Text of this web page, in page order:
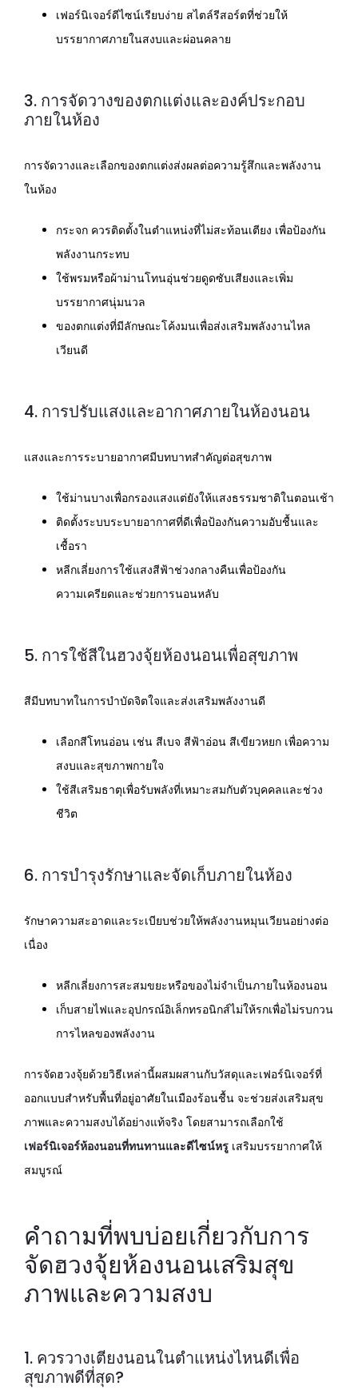
เฟอร์นิเจอร์ดีไซน์เรียบง่าย สไตล์รีสอร์ตที่ช่วยให้
บรรยากาศภายในสงบและผ่อนคลาย
3. การจัดวางของตกแต่งและองค์ประกอบ
ภายในห้อง
การจัดวางและเลือกของตกแต่งส่งผลต่อความรู้สึกและพลังงาน
ในห้อง
กระจก ควรติดตั้งในตำแหน่งที่ไม่สะท้อนเตียง เพื่อป้องกัน
พลังงานกระทบ
ใช้พรมหรือผ้าม่านโทนอุ่นช่วยดูดซับเสียงและเพิ่ม
บรรยากาศนุ่มนวล
ของตกแต่งที่มีลักษณะโค้งมนเพื่อส่งเสริมพลังงานไหล
เวียนดี
4. การปรับแสงและอากาศภายในห้องนอน
แสงและการระบายอากาศมีบทบาทสำคัญต่อสุขภาพ
ใช้ม่านบางเพื่อกรองแสงแต่ยังให้แสงธรรมชาติในตอนเช้า
ติดตั้งระบบระบายอากาศที่ดีเพื่อป้องกันความอับชื้นและ
เชื้อรา
หลีกเลี่ยงการใช้แสงสีฟ้าช่วงกลางคืนเพื่อป้องกัน
ความเครียดและช่วยการนอนหลับ
5. การใช้สีในฮวงจุ้ยห้องนอนเพื่อสุขภาพ
สีมีบทบาทในการบำบัดจิตใจและส่งเสริมพลังงานดี
เลือกสีโทนอ่อน เช่น สีเบจ สีฟ้าอ่อน สีเขียวหยก เพื่อความ
สงบและสุขภาพกายใจ
ใช้สีเสริมธาตุเพื่อรับพลังที่เหมาะสมกับตัวบุคคลและช่วง
ชีวิต
6. การบำรุงรักษาและจัดเก็บภายในห้อง
รักษาความสะอาดและระเบียบช่วยให้พลังงานหมุนเวียนอย่างต่อ
เนื่อง
หลีกเลี่ยงการสะสมขยะหรือของไม่จำเป็นภายในห้องนอน
เก็บสายไฟและอุปกรณ์อิเล็กทรอนิกส์ไม่ให้รกเพื่อไม่รบกวน
การไหลของพลังงาน
การจัดฮวงจุ้ยด้วยวิธีเหล่านี้ผสมผสานกับวัสดุและเฟอร์นิเจอร์ที่
ออกแบบสำหรับพื้นที่อยู่อาศัยในเมืองร้อนชื้น จะช่วยส่งเสริมสุข
ภาพและความสงบได้อย่างแท้จริง โดยสามารถเลือกใช้
เฟอร์นิเจอร์ห้องนอนที่ทนทานและดีไซน์หรู เสริมบรรยากาศให้
สมบูรณ์
คำถามที่พบบ่อยเกี่ยวกับการ
จัดฮวงจุ้ยห้องนอนเสริมสุข
ภาพและความสงบ
1. ควรวางเตียงนอนในตำแหน่งไหนดีเพื่อ
สุขภาพดีที่สุด?